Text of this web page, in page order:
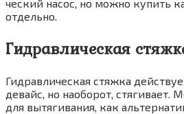
че­ский насос, но мож­но купить
отдельно.
Гидравлическая
Гид­рав­ли­че­ская стяж­ка
девайс, но наобо­рот, стя­ги­ва­ет.
для вытя­ги­ва­ния, как